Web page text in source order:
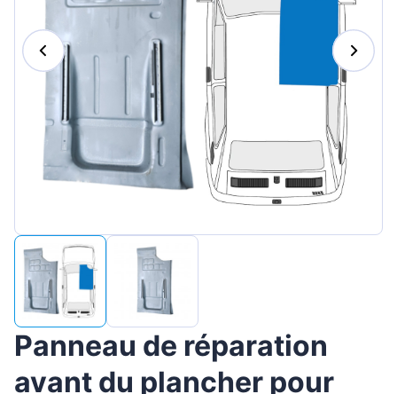
Magyar
Lietuvių
Hrvatski
Português
Slovenian
Latvian
Slovenčina
Panneau de réparation
avant du plancher pour